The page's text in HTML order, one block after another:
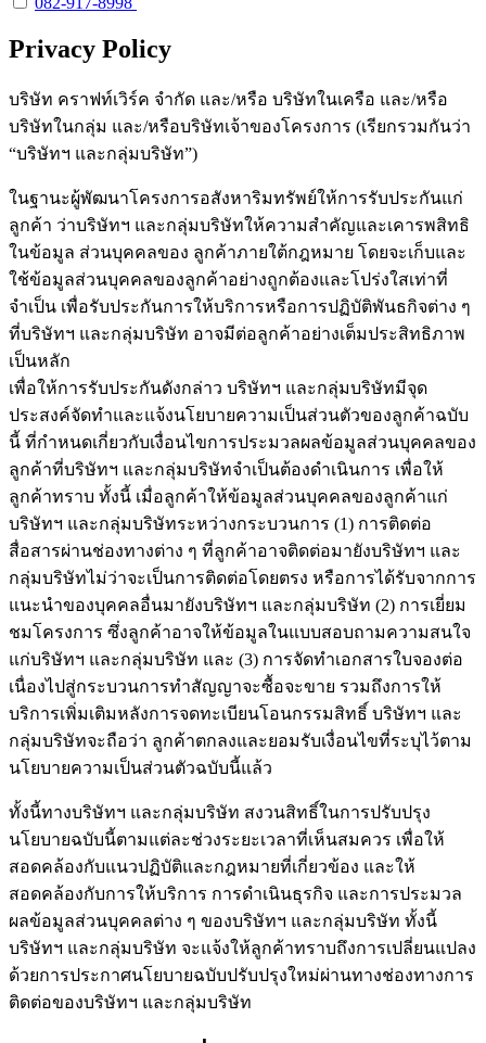
Privacy Policy
บริษัท คราฟท์เวิร์ค จํากัด และ/หรือ บริษัทในเครือ และ/หรือ
บริษัทในกลุ่ม และ/หรือบริษัทเจ้าของโครงการ (เรียกรวมกันว่า
“บริษัทฯ และกลุ่มบริษัท”)
ในฐานะผู้พัฒนาโครงการอสังหาริมทรัพย์ให้การรับประกันแก่
ลูกค้า ว่าบริษัทฯ และกลุ่มบริษัทให้ความสำคัญและเคารพสิทธิ
ในข้อมูล ส่วนบุคคลของ ลูกค้าภายใต้กฎหมาย โดยจะเก็บและ
ใช้ข้อมูลส่วนบุคคลของลูกค้าอย่างถูกต้องและโปร่งใสเท่าที่
จำเป็น เพื่อรับประกันการให้บริการหรือการปฏิบัติพันธกิจต่าง ๆ
ที่บริษัทฯ และกลุ่มบริษัท อาจมีต่อลูกค้าอย่างเต็มประสิทธิภาพ
เป็นหลัก
เพื่อให้การรับประกันดังกล่าว บริษัทฯ และกลุ่มบริษัทมีจุด
ประสงค์จัดทำและแจ้งนโยบายความเป็นส่วนตัวของลูกค้าฉบับ
นี้ ที่กำหนดเกี่ยวกับเงื่อนไขการประมวลผลข้อมูลส่วนบุคคลของ
ลูกค้าที่บริษัทฯ และกลุ่มบริษัทจำเป็นต้องดำเนินการ เพื่อให้
ลูกค้าทราบ ทั้งนี้ เมื่อลูกค้าให้ข้อมูลส่วนบุคคลของลูกค้าแก่
บริษัทฯ และกลุ่มบริษัทระหว่างกระบวนการ (1) การติดต่อ
สื่อสารผ่านช่องทางต่าง ๆ ที่ลูกค้าอาจติดต่อมายังบริษัทฯ และ
กลุ่มบริษัทไม่ว่าจะเป็นการติดต่อโดยตรง หรือการได้รับจากการ
แนะนำของบุคคลอื่นมายังบริษัทฯ และกลุ่มบริษัท (2) การเยี่ยม
ชมโครงการ ซึ่งลูกค้าอาจให้ข้อมูลในแบบสอบถามความสนใจ
แก่บริษัทฯ และกลุ่มบริษัท และ (3) การจัดทำเอกสารใบจองต่อ
เนื่องไปสู่กระบวนการทำสัญญาจะซื้อจะขาย รวมถึงการให้
บริการเพิ่มเติมหลังการจดทะเบียนโอนกรรมสิทธิ์ บริษัทฯ และ
กลุ่มบริษัทจะถือว่า ลูกค้าตกลงและยอมรับเงื่อนไขที่ระบุไว้ตาม
นโยบายความเป็นส่วนตัวฉบับนี้แล้ว
ทั้งนี้ทางบริษัทฯ และกลุ่มบริษัท สงวนสิทธิ์ในการปรับปรุง
นโยบายฉบับนี้ตามแต่ละช่วงระยะเวลาที่เห็นสมควร เพื่อให้
สอดคล้องกับแนวปฏิบัติและกฎหมายที่เกี่ยวข้อง และให้
สอดคล้องกับการให้บริการ การดำเนินธุรกิจ และการประมวล
ผลข้อมูลส่วนบุคคลต่าง ๆ ของบริษัทฯ และกลุ่มบริษัท ทั้งนี้
บริษัทฯ และกลุ่มบริษัท จะแจ้งให้ลูกค้าทราบถึงการเปลี่ยนแปลง
ด้วยการประกาศนโยบายฉบับปรับปรุงใหม่ผ่านทางช่องทางการ
ติดต่อของบริษัทฯ และกลุ่มบริษัท